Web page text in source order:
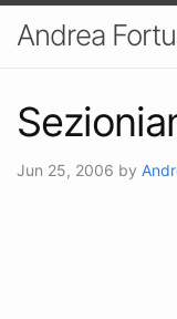
Andrea
Jun 25, 2006 by